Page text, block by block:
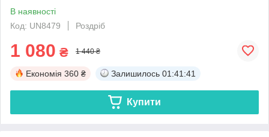
В наявності
Код: UN8479
Роздріб
1 080 ₴ 1 440 ₴
Економія 360 ₴ Залишилось 01:41:41
Купити